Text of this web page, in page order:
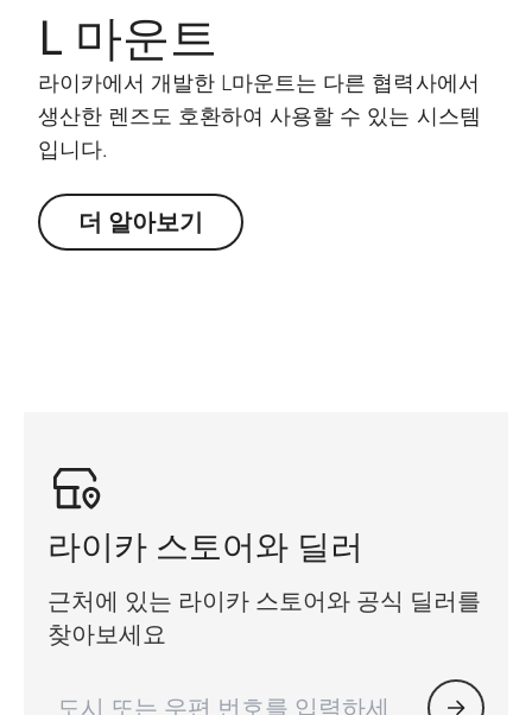
L 마운트
라이카에서 개발한 L마운트는 다른 협력사에서
생산한 렌즈도 호환하여 사용할 수 있는 시스템
입니다.
더 알아보기
라이카 스토어와 딜러
근처에 있는 라이카 스토어와 공식 딜러를
찾아보세요